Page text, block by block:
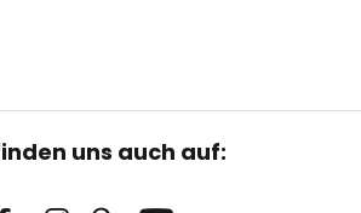
uns auch auf: